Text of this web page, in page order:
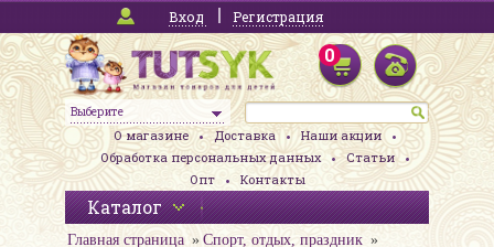
Вход Регистрация
Выберите
0
О магазине Доставка
Наши акции
Обработка персональных данных
Статьи
Опт
Контакты
Каталог
Главная страница
Спорт, отдых, праздник